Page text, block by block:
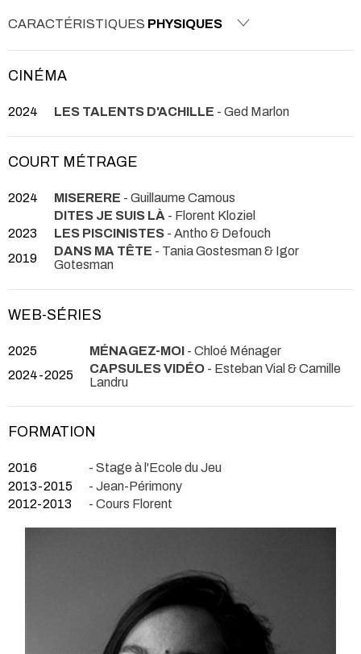
CARACTÉRISTIQUES PHYSIQUES
CINÉMA
2024 LES TALENTS D'ACHILLE - Ged Marlon
COURT MÉTRAGE
2024 MISERERE - Guillaume Camous
DITES JE SUIS LÀ - Florent Kloziel
2023
LES PISCINISTES - Antho & Defouch
2019
DANS MA TÊTE - Tania Gostesman & Igor
Gotesman
WEB-SÉRIES
2025 MÉNAGEZ-MOI - Chloé Ménager
2024-2025
CAPSULES VIDÉO - Esteban Vial & Camille
Landru
FORMATION
2016
- Stage à l'Ecole du Jeu
2013-2015
- Jean-Périmony
2012-2013
- Cours Florent